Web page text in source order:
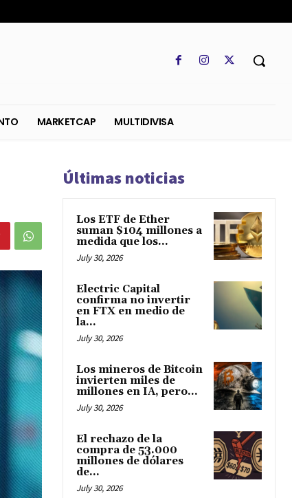
Últimas noticias
Los ETF de Ether
suman $104 millones a
medida que los...
July 30, 2026
Electric Capital
confirma no invertir
en FTX en medio de
la...
July 30, 2026
Los mineros de Bitcoin
invierten miles de
millones en IA, pero...
July 30, 2026
El rechazo de la
compra de 53.000
millones de dólares
de...
July 30, 2026